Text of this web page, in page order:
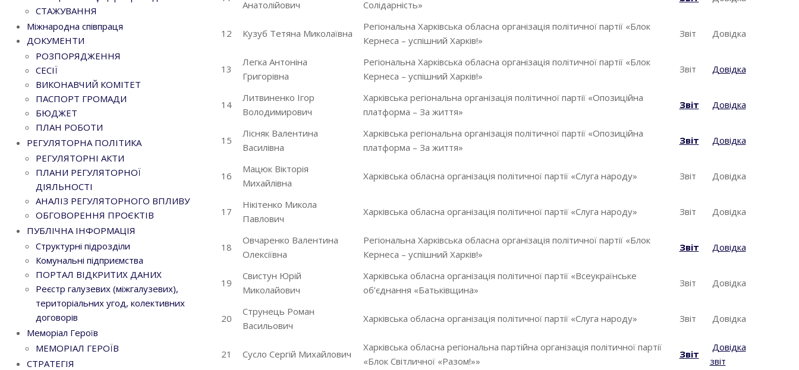
Анатолійович
Солідарність»
12 Кузуб Тетяна Миколаївна
Регіональна Харківська обласна організація політичної партії «Блок
Кернеса – успішний Харків!»
Звіт Довідка
13
Легка Антоніна
Григорівна
Регіональна Харківська обласна організація політичної партії «Блок
Кернеса – успішний Харків!»
Звіт Довідка
14
Литвиненко Ігор
Володимирович
Харківська регіональна організація політичної партії «Опозиційна
платформа – За життя»
Звіт Довідка
15
Лісняк Валентина
Василівна
Харківська регіональна організація політичної партії «Опозиційна
платформа – За життя»
Звіт Довідка
16
Мацюк Вікторія
Михайлівна
Харківська обласна організація політичної партії «Слуга народу» Звіт Довідка
17
Нікітенко Микола
Павлович
Харківська обласна організація політичної партії «Слуга народу» Звіт Довідка
18
Овчаренко Валентина
Олексіївна
Регіональна Харківська обласна організація політичної партії «Блок
Кернеса – успішний Харків!»
Звіт Довідка
19
Свистун Юрій
Миколайович
Харківська обласна організація політичної партії «Всеукраїнське
об’єднання «Батьківщина»
Звіт Довідка
20
Струнець Роман
Васильович
Харківська обласна організація політичної партії «Слуга народу» Звіт Довідка
21 Сусло Сергій Михайлович
Харківська обласна регіональна партійна організація політичної партії
«Блок Світличної «Разом!»»
Звіт
Довідка
звіт
СТАЖУВАННЯ
Міжнародна співпраця
ДОКУМЕНТИ
РОЗПОРЯДЖЕННЯ
СЕСІЇ
ВИКОНАВЧИЙ КОМІТЕТ
ПАСПОРТ ГРОМАДИ
БЮДЖЕТ
ПЛАН РОБОТИ
РЕГУЛЯТОРНА ПОЛІТИКА
РЕГУЛЯТОРНІ АКТИ
ПЛАНИ РЕГУЛЯТОРНОЇ
ДІЯЛЬНОСТІ
АНАЛІЗ РЕГУЛЯТОРНОГО ВПЛИВУ
ОБГОВОРЕННЯ ПРОЄКТІВ
ПУБЛІЧНА ІНФОРМАЦІЯ
Структурні підрозділи
Комунальні підприємства
ПОРТАЛ ВІДКРИТИХ ДАНИХ
Реєстр галузевих (міжгалузевих),
територіальних угод, колективних
договорів
Меморіал Героїв
МЕМОРІАЛ ГЕРОЇВ
СТРАТЕГІЯ